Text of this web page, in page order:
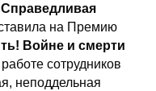
на Премию
Войне и смерти
сотрудников
неподдельная